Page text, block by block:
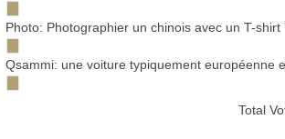
Photo: Pho­to­gra­phier un chi­nois avec un T-shirt
Qsammi: une voi­ture typi­que­ment euro­péenne
Total